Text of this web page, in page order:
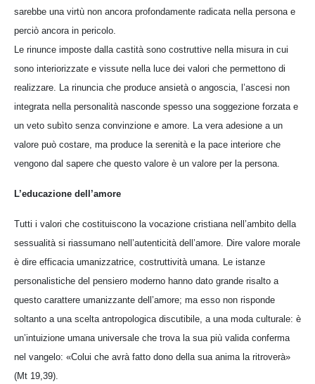
sarebbe una virtù non ancora profondamente radicata nella persona e
perciò ancora in pericolo.
Le rinunce imposte dalla castità sono costruttive nella misura in cui
sono interiorizzate e vissute nella luce dei valori che permettono di
realizzare. La rinuncia che produce ansietà o angoscia, l’ascesi non
integrata nella personalità nasconde spesso una soggezione forzata e
un veto subìto senza convinzione e amore. La vera adesione a un
valore può costare, ma produce la serenità e la pace interiore che
vengono dal sapere che questo valore è un valore per la persona.
L’educazione dell’amore
Tutti i valori che costituiscono la vocazione cristiana nell’ambito della
sessualità si riassumano nell’autenticità dell’amore. Dire valore morale
è dire efficacia umanizzatrice, costruttività umana. Le istanze
personalistiche del pensiero moderno hanno dato grande risalto a
questo carattere umanizzante dell’amore; ma esso non risponde
soltanto a una scelta antropologica discutibile, a una moda culturale: è
un’intuizione umana universale che trova la sua più valida conferma
nel vangelo: «Colui che avrà fatto dono della sua anima la ritroverà»
(Mt 19,39).